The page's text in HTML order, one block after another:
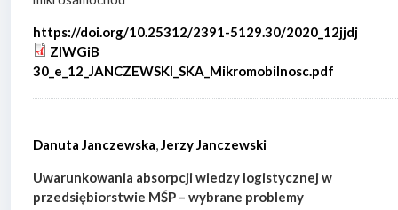
https://doi.org/10.25312/2391-5129.30/2020_12jjdj
ZIWGiB
30_e_12_JANCZEWSKI_SKA_Mikromobilnosc.pdf
Danuta Janczewska,Jerzy Janczewski
Uwarunkowania absorpcji wiedzy logistycznej w
przedsiębiorstwie MŚP – wybrane problemy